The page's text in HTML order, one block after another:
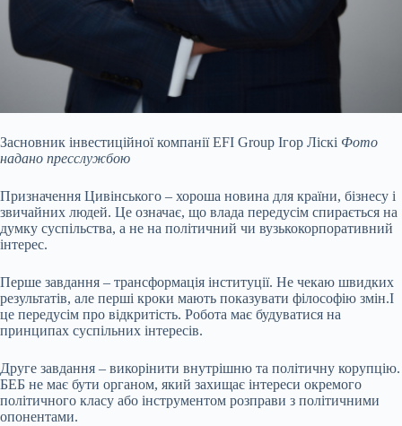
Засновник інвестиційної компанії EFI Group Ігор Ліскі Фото
надано пресслужбою
Призначення Цивінського – хороша новина для країни, бізнесу і
звичайних людей. Це означає, що влада передусім спирається на
думку суспільства, а не на політичний чи вузькокорпоративний
інтерес.
Перше завдання – трансформація інституції. Не чекаю швидких
результатів, але перші кроки мають показувати філософію змін.І
це передусім про відкритість. Робота має будуватися на
принципах суспільних інтересів.
Друге завдання – викорінити внутрішню та політичну корупцію.
БЕБ не має бути органом, який захищає інтереси окремого
політичного класу або інструментом розправи з політичними
опонентами.